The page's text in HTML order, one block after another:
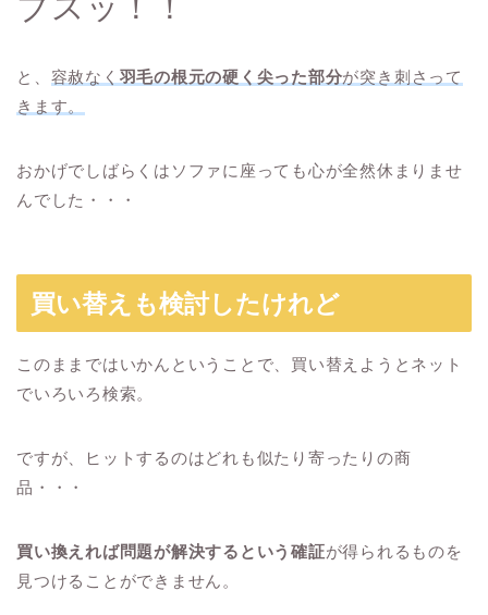
と、 容赦なく 羽毛の根元の硬く尖った部分が突き刺さって
きます。
おかげでしばらくはソファに座っても心が全然休まりませ
んでした・・・
買い替えも検討したけれど
このままではいかんということで、買い替えようとネット
でいろいろ検索。
ですが、ヒットするのはどれも似たり寄ったりの商
品・・・
買い換えれば問題が解決するという確証が得られるものを
見つけることができません。